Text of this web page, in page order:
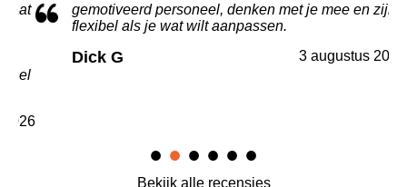
gemotiveerd personeel, denken met je mee en zijn
flexibel als je wat wilt aanpassen.
3 augustus 2026
Dick G
Bekijk alle recensies